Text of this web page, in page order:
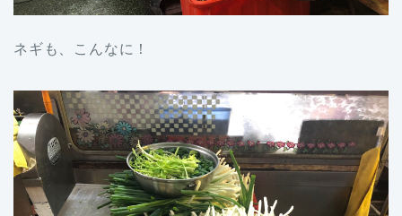
ネギも、こんなに！